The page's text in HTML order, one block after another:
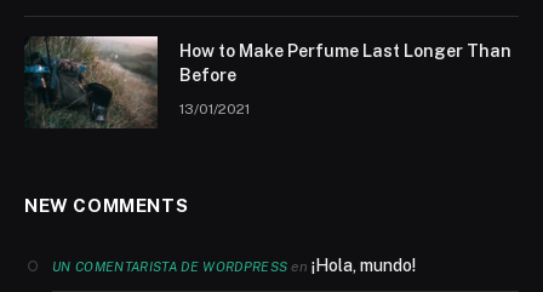
How to Make Perfume Last Longer Than
Before
13/01/2021
NEW COMMENTS
UN COMENTARISTA DE WORDPRESS en¡Hola, mundo!